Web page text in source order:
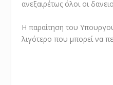
ανεξαιρέτως όλοι οι
Η παραίτηση του
λιγότερο που μπορεί να